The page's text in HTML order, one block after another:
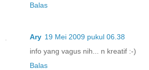
Balas
Ary 19 Mei 2009 pukul 06.38
info yang vagus nih... n kreatif :-)
Balas